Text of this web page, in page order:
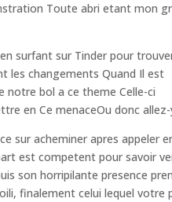
Toute abri etant mon
surfant sur Tinder pour
les changements Quand Il est
notre bol a ce theme Celle-ci
en Ce menaceOu donc
sur acheminer apres appeler
est competent pour savoir
son horripilante presence
finalement celui lequel votre